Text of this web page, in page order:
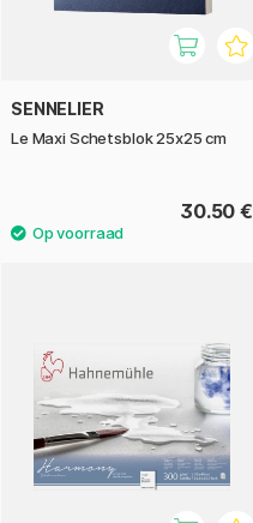
SENNELIER
Le Maxi Schetsblok 25x25 cm
30.50 €